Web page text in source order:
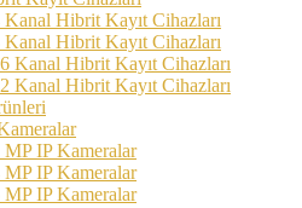
Hibrit Kayıt Cihazları
Hibrit Kayıt Cihazları
Hibrit Kayıt Cihazları
Hibrit Kayıt Cihazları
IP Kameralar
IP Kameralar
IP Kameralar